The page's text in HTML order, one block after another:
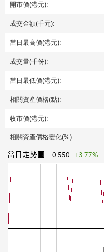
開市價(港元):
成交金額(千元):
當日最高價(港元):
成交量(千份):
當日最低價(港元):
相關資產價格(點):
收市價(港元):
相關資產價格變化(%):